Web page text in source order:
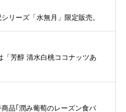
リーズ「水無月」限定販売。
芳醇 清水白桃ココナッツあ
品｢潤み葡萄のレーズン食パ